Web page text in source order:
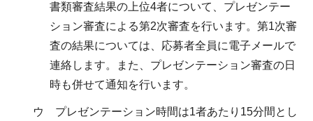
書類審査結果の上位4者について、プレゼンテー
ション審査による第2次審査を行います。第1次審
査の結果については、応募者全員に電子メールで
連絡します。また、プレゼンテーション審査の日
時も併せて通知を行います。
ウ プレゼンテーション時間は1者あたり15分間とし